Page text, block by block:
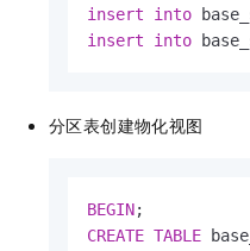
insert
into
insert
into
分区表创建物化视图
BEGIN
CREATE TABLE